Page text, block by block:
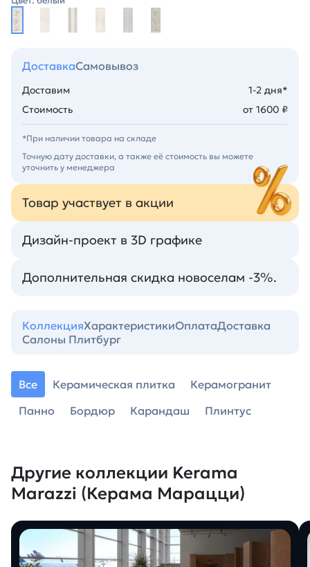
ДоставкаСамовывоз
Доставим
1-2 дня*
Стоимость
от 1600 ₽
*При наличии товара на складе
Точную дату доставки, а также её стоимость вы можете
уточнить у менеджера
Товар участвует в акции
Дизайн-проект в 3D графике
Дополнительная скидка новоселам -3%.
КоллекцияХарактеристикиОплатаДоставка
Салоны Плитбург
Все Керамическая плитка
Керамогранит
Панно
Бордюр Карандаш Плинтус
Другие коллекции Kerama
Marazzi (Керама Марацци)